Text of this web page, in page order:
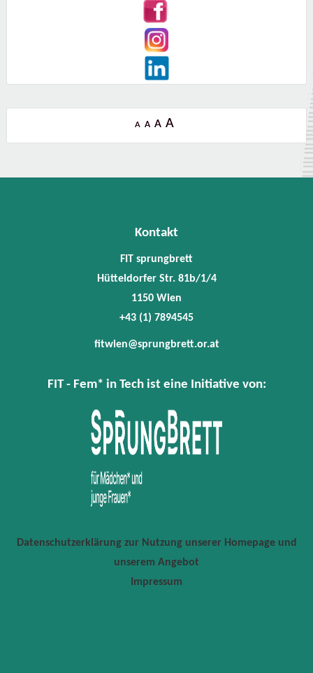
A A A A
Kontakt
FIT sprungbrett
Hütteldorfer Str. 81b/1/4
1150 Wien
+43 (1) 7894545
fitwien@sprungbrett.or.at
FIT - Fem* in Tech ist eine Initiative von:
Datenschutzerklärung zur Nutzung unserer Homepage und
unserem Angebot
Impressum